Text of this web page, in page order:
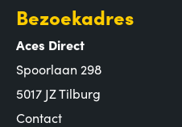
Bezoekadres
Aces Direct
Spoorlaan 298
5017 JZ Tilburg
Contact